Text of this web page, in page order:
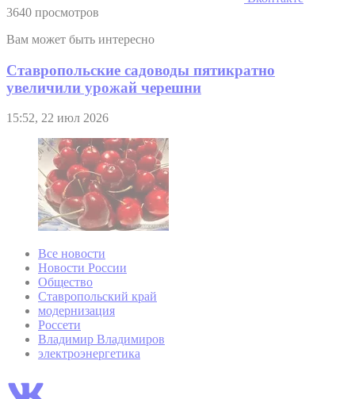
3640 просмотров
Вам может быть интересно
Ставропольские садоводы пятикратно
увеличили урожай черешни
15:52, 22 июл 2026
Все новости
Новости России
Общество
Ставропольский край
модернизация
Россети
Владимир Владимиров
электроэнергетика